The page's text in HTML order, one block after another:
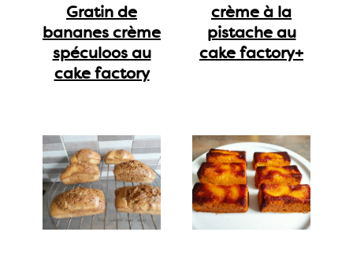
Gratin de
bananes crème
spéculoos au
cake factory
crème à la
pistache au
cake factory+